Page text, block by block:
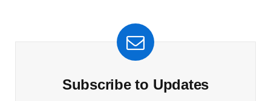
Subscribe to Updates